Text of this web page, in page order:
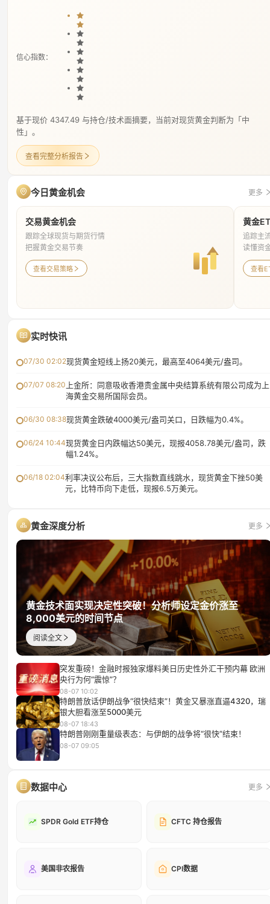
信心指数：
基于现价 4347.49 与持仓/技术面摘要，当前对现货黄金判断为「中
性」。
查看完整分析报告
今日黄金机会 更多
交易黄金机会
跟踪全球现货与期货行情
把握黄金交易节奏
查看交易策略
黄金
追踪主
读懂资
查看
实时快讯
07/30 02:02现货黄金短线上扬20美元，最高至4064美元/盎司。
07/07 08:20 上金所：同意吸收香港贵金属中央结算系统有限公司成为上
海黄金交易所国际会员。
06/30 08:38现货黄金跌破4000美元/盎司关口，日跌幅为0.4%。
06/24 10:44现货黄金日内跌幅达50美元，现报4058.78美元/盎司，跌
幅1.24%。
06/18 02:04利率决议公布后，三大指数直线跳水，现货黄金下挫50美
元，比特币向下走低，现报6.5万美元。
黄金深度分析 更多
黄金技术面实现决定性突破！分析师设定金价涨至
8,000美元的时间节点
阅读全文
突发重磅！金融时报独家爆料美日历史性外汇干预内幕 欧洲
央行为何“震惊”？
08-07 10:02
特朗普放话伊朗战争“很快结束”！黄金又暴涨直逼4320，瑞
银大胆看涨至5000美元
08-07 18:43
特朗普刚刚重量级表态：与伊朗的战争将“很快”结束！
08-07 09:05
数据中心 更多
SPDR Gold ETF持仓 CFTC 持仓报告
美国非农报告 CPI数据